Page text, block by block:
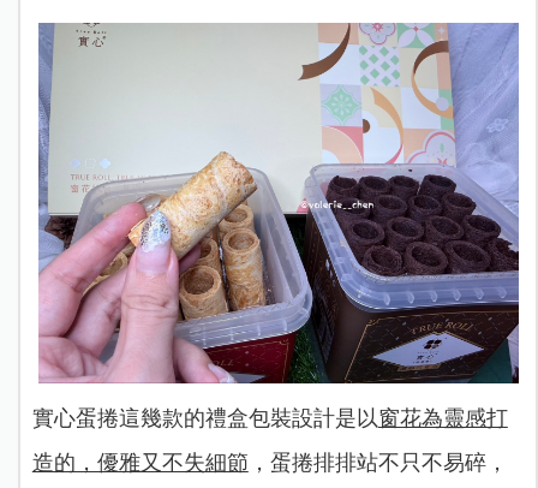
實心蛋捲這幾款的禮盒包裝設計是以窗花為靈感打
造的，優雅又不失細節 ，蛋捲排排站不只不易碎，